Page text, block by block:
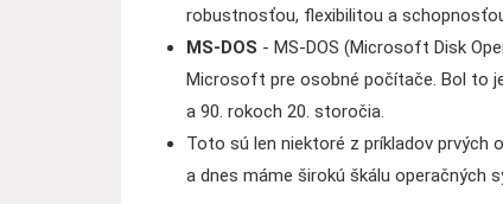
robustnosťou, flexibilitou a
MS-DOS - MS-DOS (Microsoft Disk
Microsoft pre osobné počítače. Bol to
a 90. rokoch 20. storočia.
Toto sú len niektoré z príkladov prvých
a dnes máme širokú škálu operačných